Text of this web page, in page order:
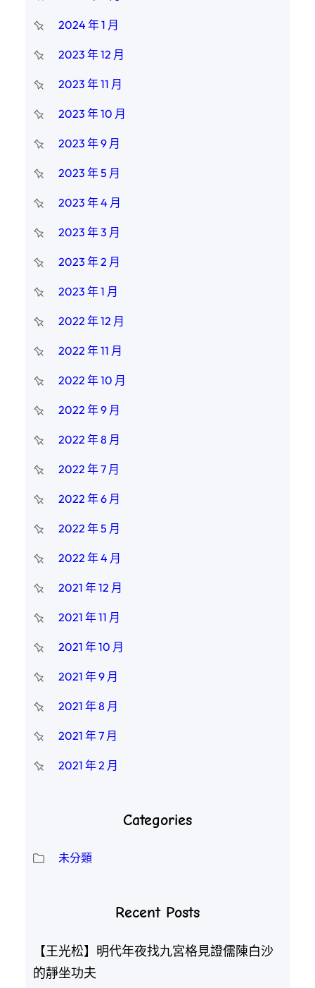
2024 年 1 月
2023 年 12 月
2023 年 11 月
2023 年 10 月
2023 年 9 月
2023 年 5 月
2023 年 4 月
2023 年 3 月
2023 年 2 月
2023 年 1 月
2022 年 12 月
2022 年 11 月
2022 年 10 月
2022 年 9 月
2022 年 8 月
2022 年 7 月
2022 年 6 月
2022 年 5 月
2022 年 4 月
2021 年 12 月
2021 年 11 月
2021 年 10 月
2021 年 9 月
2021 年 8 月
2021 年 7 月
2021 年 2 月
Categories
未分類
Recent Posts
【王光松】明代年夜找九宮格見證儒陳白沙
的靜坐功夫